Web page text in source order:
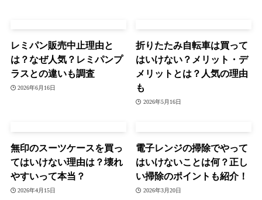
レミパン販売中止理由と
は？なぜ人気？レミパンプ
ラスとの違いも調査
2026年6月16日
折りたたみ自転車は買って
はいけない？メリット・デ
メリットとは？人気の理由
も
2026年5月16日
無印のスーツケースを買っ
てはいけない理由は？壊れ
やすいって本当？
2026年4月15日
電子レンジの掃除でやって
はいけないことは何？正し
い掃除のポイントも紹介！
2026年3月20日